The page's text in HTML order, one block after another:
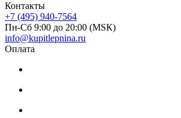
Контакты
+7 (495) 940-7564
Пн-Сб 9:00 до 20:00 (МSК)
info@kupitlepnina.ru
Оплата